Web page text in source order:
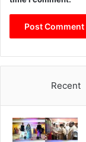
Recent